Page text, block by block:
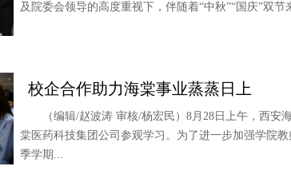
及院委会领导的高度重视下，伴随着“中秋”“国庆”双
校企合作助力海棠事业蒸蒸日上
（编辑/赵波涛 审核/杨宏民）8月28日上午，西
棠医药科技集团公司参观学习。为了进一步加强学院
季学期...